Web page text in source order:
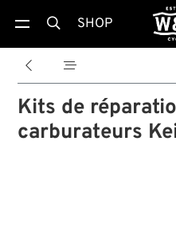
 SHOP
 
Kits de
carburateurs